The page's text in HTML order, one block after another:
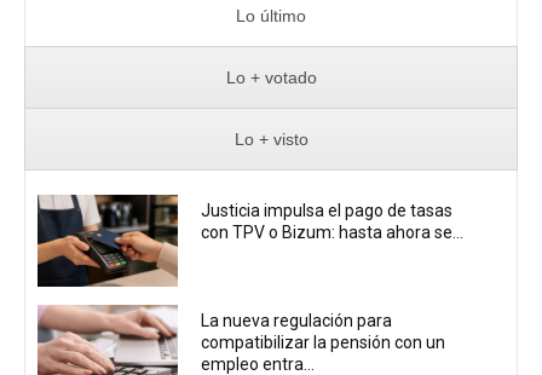
Lo último
Lo + votado
Lo + visto
Justicia impulsa el pago de tasas
con TPV o Bizum: hasta ahora se...
La nueva regulación para
compatibilizar la pensión con un
empleo entra...